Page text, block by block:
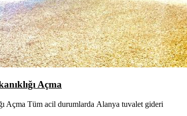
Açma
Açma Tüm acil durumlarda Alanya tuvalet gideri